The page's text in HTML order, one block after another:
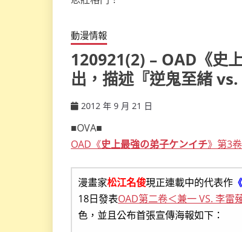
動漫情報
120921(2) – OAD《史
出，描述『逆鬼至緒
2012 年 9 月 21 日
■OVA■
OAD《史上最強の弟子ケンイチ》第3
漫畫家松江名俊現正連載中的代表作
18日發表OAD第二卷＜兼一 VS. 李雷
色，並且公布首張宣傳海報如下：